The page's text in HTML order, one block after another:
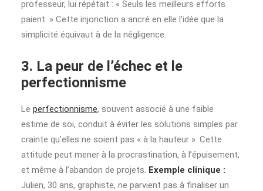
professeur, lui répétait : « Seuls les meilleurs efforts
paient. » Cette injonction a ancré en elle l’idée que la
simplicité équivaut à de la négligence.
3. La peur de l’échec et le
perfectionnisme
Le perfectionnisme, souvent associé à une faible
estime de soi, conduit à éviter les solutions simples par
crainte qu’elles ne soient pas « à la hauteur ». Cette
attitude peut mener à la procrastination, à l’épuisement,
et même à l’abandon de projets. Exemple clinique :
Julien, 30 ans, graphiste, ne parvient pas à finaliser un